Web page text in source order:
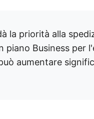
la priorità alla
piano Business per
aumentare